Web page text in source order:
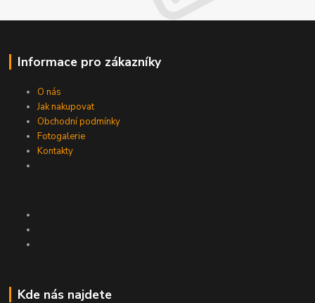
Informace pro zákazníky
O nás
Jak nakupovat
Obchodní podmínky
Fotogalerie
Kontakty
Kde nás najdete